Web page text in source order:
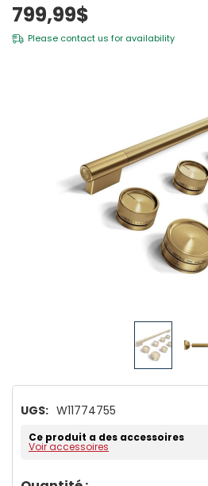
799,99$
Please contact us for availability
UGS: W11774755
Ce produit a des accessoires
Voir accessoires